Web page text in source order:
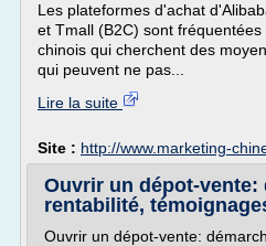
Les plateformes d'achat
et Tmall (B2C) sont
chinois qui cherchent des
qui peuvent ne pas...
Lire la suite
Site : http://www.marketing-
Ouvrir un dépot-vente:
rentabilité,
Ouvrir un dépot-vente: